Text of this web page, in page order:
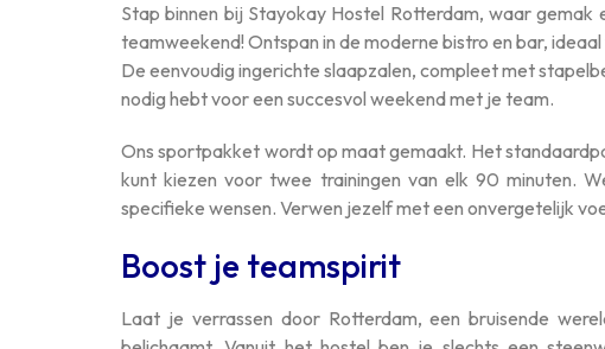
Stap binnen bij Stayokay Hostel Rotterdam, waar
teamweekend! Ontspan in de moderne bistro en bar,
De eenvoudig ingerichte slaapzalen, compleet met
nodig hebt voor een succesvol weekend met je team.
Ons sportpakket wordt op maat gemaakt. Het
kunt kiezen voor twee trainingen van elk 90 minuten.
specifieke wensen. Verwen jezelf met een onvergetelijk
Boost je teamspirit
Laat je verrassen door Rotterdam, een bruisende